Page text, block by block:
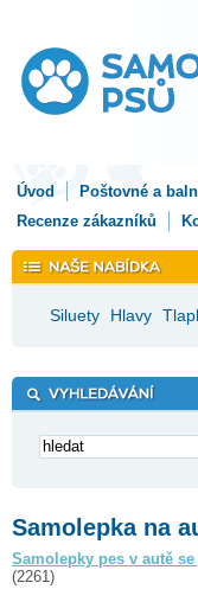
Úvod Poštovné a
Recenze zákazníků
Siluety Hlavy
Samolepka na
Samolepky pes v autě
(2261)